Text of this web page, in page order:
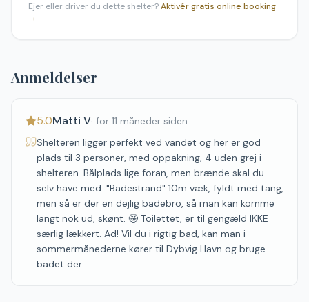
Ejer eller driver du dette shelter?Aktivér gratis online booking
→
Anmeldelser
5.0Matti V· for 11 måneder siden
Shelteren ligger perfekt ved vandet og her er god
plads til 3 personer, med oppakning, 4 uden grej i
shelteren. Bålplads lige foran, men brænde skal du
selv have med. "Badestrand" 10m væk, fyldt med tang,
men så er der en dejlig badebro, så man kan komme
langt nok ud, skønt. 🤩 Toilettet, er til gengæld IKKE
særlig lækkert. Ad! Vil du i rigtig bad, kan man i
sommermånederne kører til Dybvig Havn og bruge
badet der.